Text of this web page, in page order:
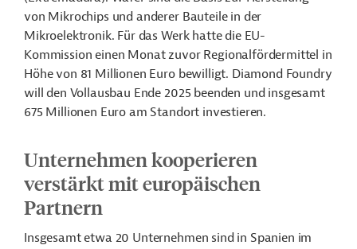
von Mikrochips und anderer Bauteile in der
Mikroelektronik. Für das Werk hatte die EU-
Kommission einen Monat zuvor Regionalfördermittel in
Höhe von 81 Millionen Euro bewilligt. Diamond Foundry
will den Vollausbau Ende 2025 beenden und insgesamt
675 Millionen Euro am Standort investieren.
Unternehmen kooperieren
verstärkt mit europäischen
Partnern
Insgesamt etwa 20 Unternehmen sind in Spanien im